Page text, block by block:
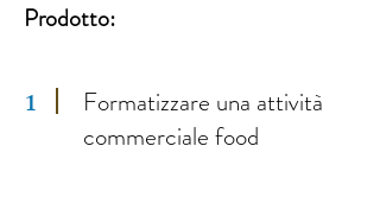
Prodotto:
1
Formatizzare una attività
commerciale food